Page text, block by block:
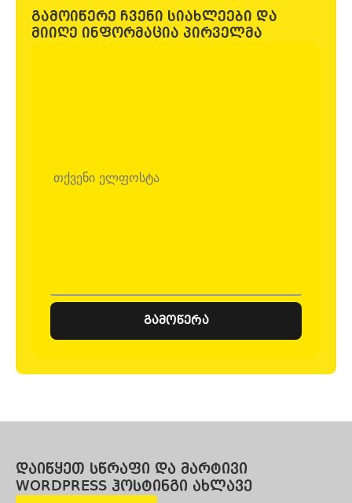
გამოიწერე ჩვენი სიახლეები და
მიიღე ინფორმაცია პირველმა
გამოწერა
დაიწყეთ სწრაფი და მარტივი
WORDPRESS ჰოსტინგი ახლავე